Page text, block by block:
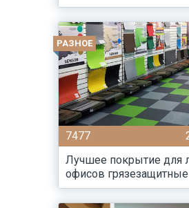
РАЗНОЕ
7477
Лучшее покрытие для
офисов